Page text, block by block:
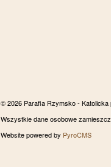
© 2026 Parafia Rzymsko -
Wszystkie dane osobowe
Website powered by PyroCMS